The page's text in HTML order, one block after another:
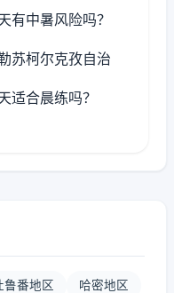
有中暑风险吗？
苏柯尔克孜自治
适合晨练吗？
鲁番地区 哈密地区